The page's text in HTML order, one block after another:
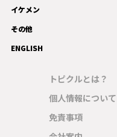
イケメン
その他
ENGLISH
トピクルとは？
個人情報について
免責事項